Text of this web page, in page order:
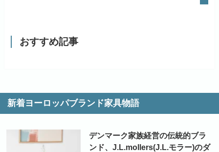
おすすめ記事
新着ヨーロッパブランド家具物語
デンマーク家族経営の伝統的ブラ
ンド、J.L.mollers(J.L.モラー)のダ